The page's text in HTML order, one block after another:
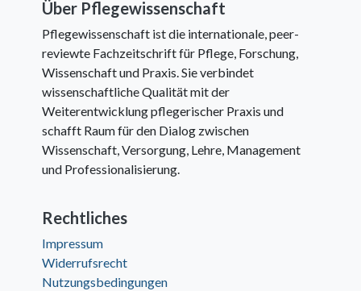
Über Pflegewissenschaft
Pflegewissenschaft ist die internationale, peer-
reviewte Fachzeitschrift für Pflege, Forschung,
Wissenschaft und Praxis. Sie verbindet
wissenschaftliche Qualität mit der
Weiterentwicklung pflegerischer Praxis und
schafft Raum für den Dialog zwischen
Wissenschaft, Versorgung, Lehre, Management
und Professionalisierung.
Rechtliches
Impressum
Widerrufsrecht
Nutzungsbedingungen